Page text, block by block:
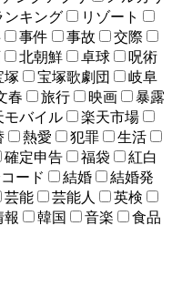
ンキング
リゾート
事件 事故
交際
北朝鮮 卓球
呪術
塚 宝塚歌劇団
岐阜
春 旅行 映画
暴露
モバイル
楽天市場
熱愛 犯罪
生活
確定申告 福袋
紅白
ード 結婚
結婚発
芸能 芸能人
英検
報 韓国 音楽
食品